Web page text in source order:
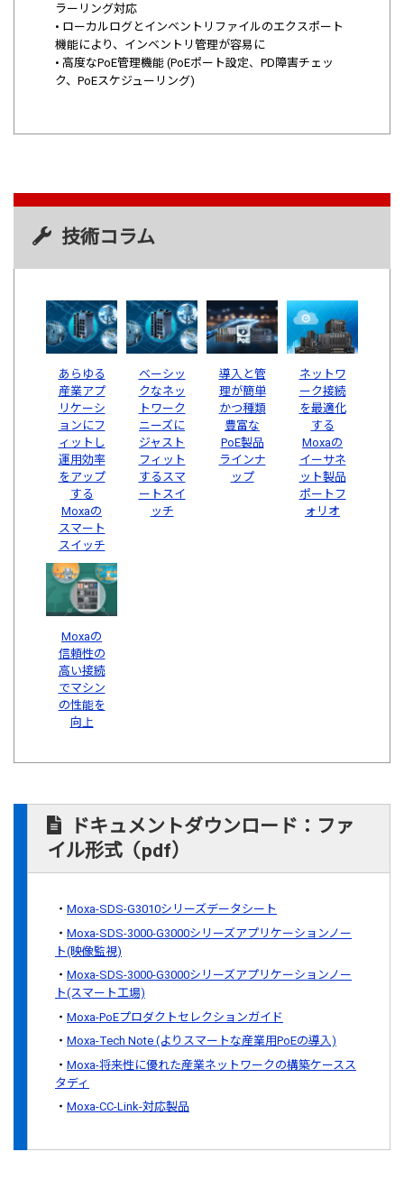
ラーリング対応
• ローカルログとインベントリファイルのエクスポート
機能により、インベントリ管理が容易に
• 高度なPoE管理機能 (PoEポート設定、PD障害チェッ
ク、PoEスケジューリング)
技術コラム
あらゆる
産業アプ
リケーシ
ョンにフ
ィットし
運用効率
をアップ
する
Moxaの
スマート
スイッチ
ベーシッ
クなネッ
トワーク
ニーズに
ジャスト
フィット
するスマ
ートスイ
ッチ
導入と管
理が簡単
かつ種類
豊富な
PoE製品
ラインナ
ップ
ネットワ
ーク接続
を最適化
する
Moxaの
イーサネ
ット製品
ポートフ
ォリオ
Moxaの
信頼性の
高い接続
でマシン
の性能を
向上
ドキュメントダウンロード：ファ
イル形式（pdf）
Moxa-SDS-G3010シリーズデータシート
Moxa-SDS-3000-G3000シリーズアプリケーションノー
ト(映像監視)
Moxa-SDS-3000-G3000シリーズアプリケーションノー
ト(スマート工場)
Moxa-PoEプロダクトセレクションガイド
Moxa-Tech Note (よりスマートな産業用PoEの導入)
Moxa-将来性に優れた産業ネットワークの構築ケースス
タディ
Moxa-CC-Link-対応製品